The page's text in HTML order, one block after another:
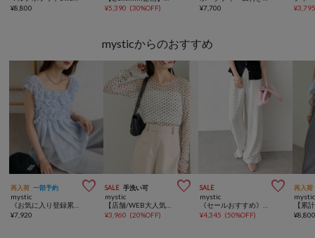
¥8,800
¥5,390 (30%OFF)
¥7,700 ¥
mysticからのおすすめ
再入荷 一部予約 
mystic
¥7,920
SALE 手洗い可 
mystic
¥3,960 (20%OFF)
SALE 
mystic
¥4,345 (50%OFF)
再入荷
mystic
¥